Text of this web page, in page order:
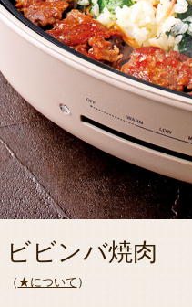
ビビンバ焼肉
（ ★について ）